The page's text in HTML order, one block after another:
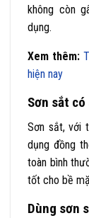
không còn
dụng.
Xem thêm:
hiện nay
Sơn sắt
Sơn sắt, với
dụng đồng
toàn bình
tốt cho bề
Dùng sơn